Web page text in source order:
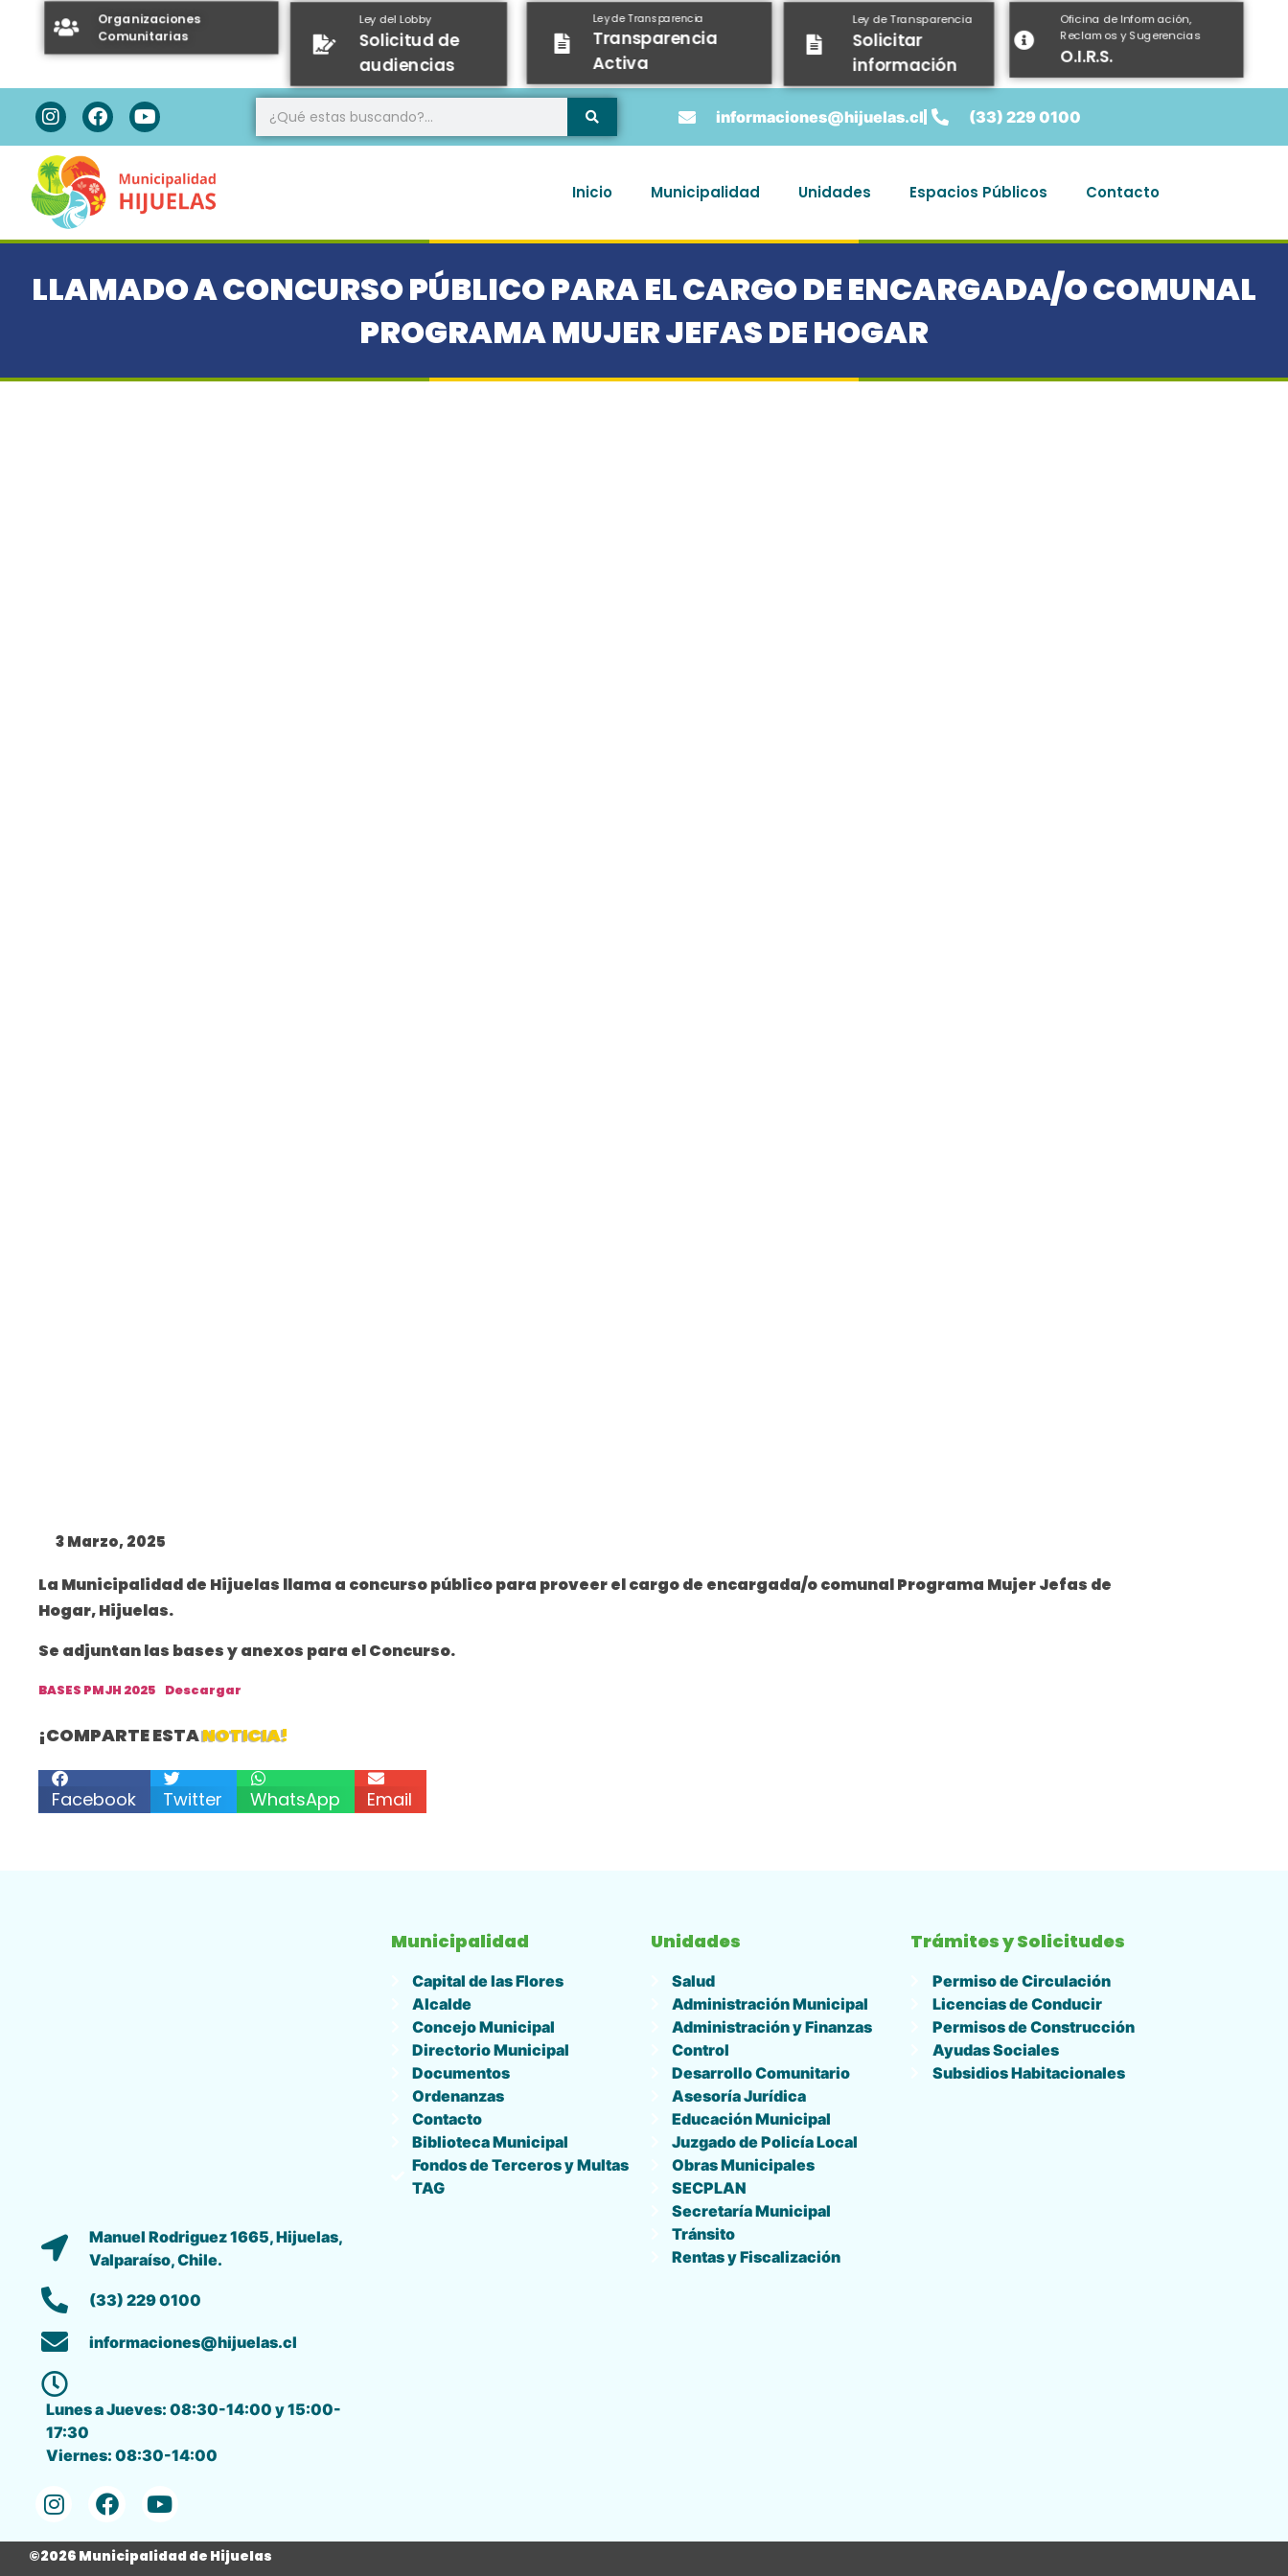
Organizaciones
Comunitarias
Ley del Lobby
Solicitud de
audiencias
Ley de Transparencia
Transparencia
Activa
Ley de Transparencia
Solicitar
información
Oficina de Información,
Reclamos y Sugerencias
O.I.R.S.
informaciones@hijuelas.cl (33) 229 0100
Inicio Municipalidad Unidades Espacios Públicos Contacto
LLAMADO A CONCURSO PÚBLICO PARA EL CARGO DE ENCARGADA/O COMUNAL
PROGRAMA MUJER JEFAS DE HOGAR
3 Marzo, 2025
La Municipalidad de Hijuelas llama a concurso público para proveer el cargo de encargada/o comunal Programa Mujer Jefas de
Hogar, Hijuelas.
Se adjuntan las bases y anexos para el Concurso.
BASES PMJH 2025 Descargar
¡COMPARTE ESTANOTICIA!
Facebook Twitter WhatsApp Email
Manuel Rodriguez 1665, Hijuelas,
Valparaíso, Chile.
(33) 229 0100
informaciones@hijuelas.cl
Lunes a Jueves: 08:30-14:00 y 15:00-
17:30
Viernes: 08:30-14:00
Municipalidad
Capital de las Flores
Alcalde
Concejo Municipal
Directorio Municipal
Documentos
Ordenanzas
Contacto
Biblioteca Municipal
Fondos de Terceros y Multas
TAG
Unidades
Salud
Administración Municipal
Administración y Finanzas
Control
Desarrollo Comunitario
Asesoría Jurídica
Educación Municipal
Juzgado de Policía Local
Obras Municipales
SECPLAN
Secretaría Municipal
Tránsito
Rentas y Fiscalización
Trámites y Solicitudes
Permiso de Circulación
Licencias de Conducir
Permisos de Construcción
Ayudas Sociales
Subsidios Habitacionales
©2026 Municipalidad de Hijuelas